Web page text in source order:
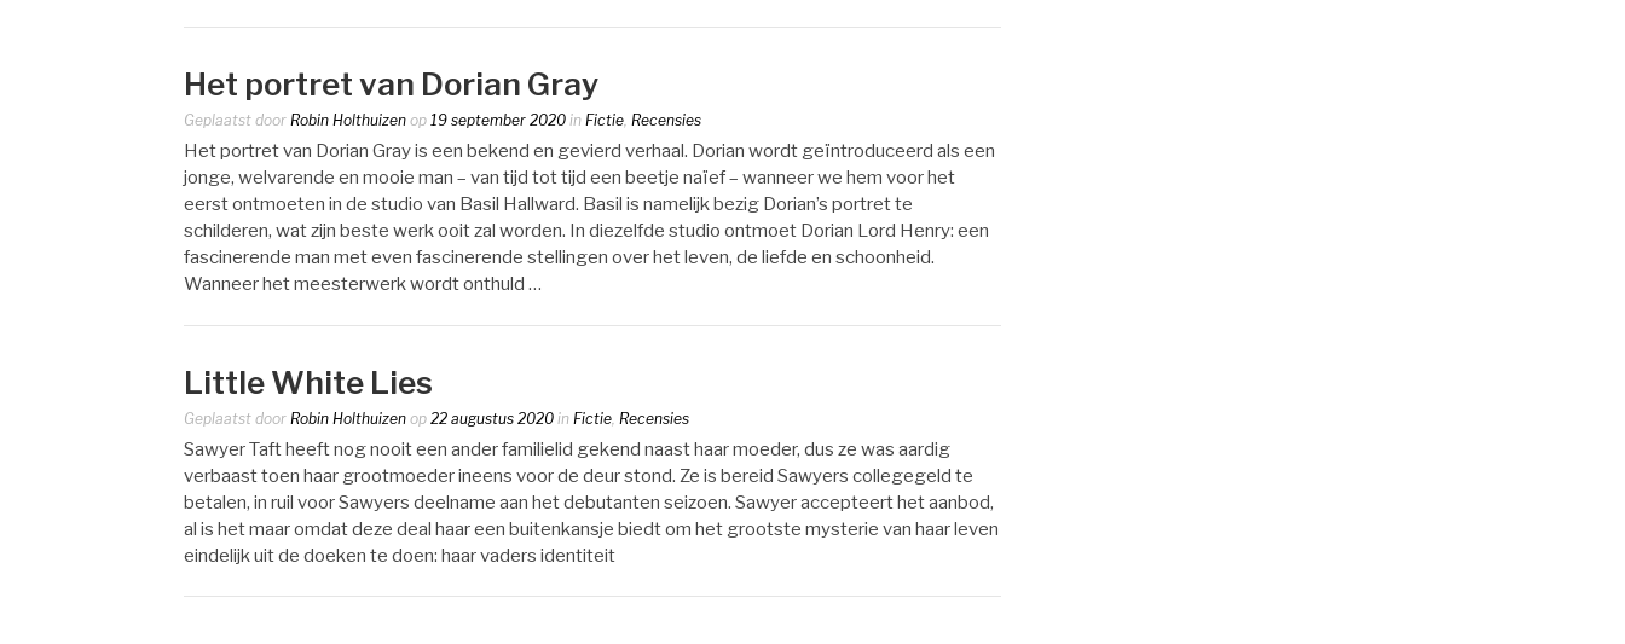
Het portret van Dorian Gray
Geplaatst door Robin Holthuizen op 19 september 2020 in Fictie, Recensies
Het portret van Dorian Gray is een bekend en gevierd verhaal. Dorian wordt geïntroduceerd als een
jonge, welvarende en mooie man – van tijd tot tijd een beetje naïef – wanneer we hem voor het
eerst ontmoeten in de studio van Basil Hallward. Basil is namelijk bezig Dorian’s portret te
schilderen, wat zijn beste werk ooit zal worden. In diezelfde studio ontmoet Dorian Lord Henry: een
fascinerende man met even fascinerende stellingen over het leven, de liefde en schoonheid.
Wanneer het meesterwerk wordt onthuld …
Little White Lies
Geplaatst door Robin Holthuizen op 22 augustus 2020 in Fictie Recensies
Sawyer Taft heeft nog nooit een ander familielid gekend naast haar moeder, dus ze was aardig
verbaast toen haar grootmoeder ineens voor de deur stond. Ze is bereid Sawyers collegegeld te
betalen, in ruil voor Sawyers deelname aan het debutanten seizoen. Sawyer accepteert het aanbod,
al is het maar omdat deze deal haar een buitenkansje biedt om het grootste mysterie van haar leven
eindelijk uit de doeken te doen: haar vaders identiteit